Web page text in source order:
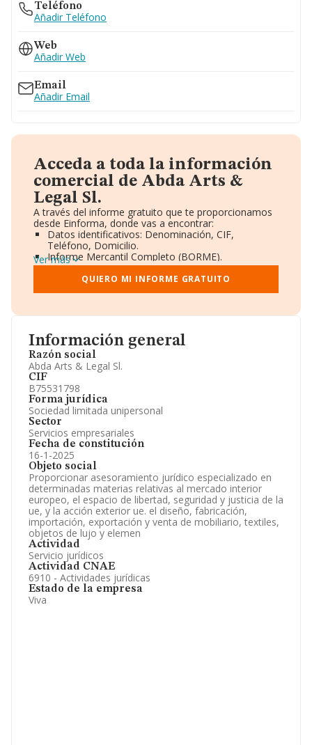
Información general
Razón social
Abda Arts & Legal Sl.
CIF
B75531798
Forma jurídica
Sociedad limitada unipersonal
Sector
Servicios empresariales
Fecha de constitución
16-1-2025
Objeto social
Proporcionar asesoramiento jurídico especializado en
determinadas materias relativas al mercado interior
europeo, el espacio de libertad, seguridad y justicia de la
ue, y la acción exterior ue. el diseño, fabricación,
importación, exportación y venta de mobiliario, textiles,
objetos de lujo y elemen
Actividad
Servicio jurídicos
Actividad CNAE
6910 - Actividades jurídicas
Estado de la empresa
Viva
Teléfono
Añadir Teléfono
Web
Añadir Web
Email
Añadir Email
Acceda a toda la información
comercial de Abda Arts &
Legal Sl.
A través del informe gratuito que te proporcionamos
desde Einforma, donde vas a encontrar:
Datos identificativos: Denominación, CIF,
Teléfono, Domicilio.
Informe Mercantil Completo (BORME).
Gráficos de Evolución Ventas y Empleados.
Consejo de Administración y Administradores.
Directivos y Ejecutivos.
Información oficial y registral complementaria.
Ver más
QUIERO MI INFORME GRATUITO